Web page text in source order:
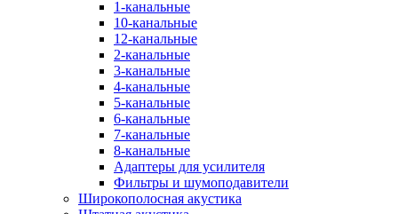
1-канальные
10-канальные
12-канальные
2-канальные
3-канальные
4-канальные
5-канальные
6-канальные
7-канальные
8-канальные
Адаптеры для усилителя
Фильтры и шумоподавители
Широкополосная акустика